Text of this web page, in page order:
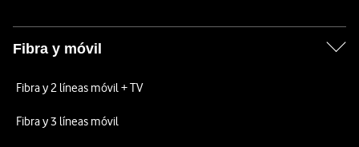
Fibra y móvil
Fibra y 2 líneas móvil + TV
Fibra y 3 líneas móvil